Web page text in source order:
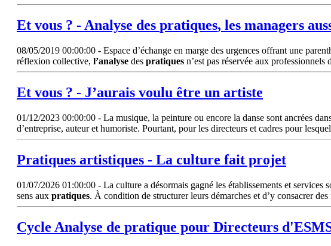
Et vous ? -Analyse des pratiques, les managers
08/05/2019 00:00:00 - Espace d’échange en marge des urgences offrant une
réflexion collective, l’analyse des pratiques n’est pas réservée aux
Et vous ? - J’aurais voulu être un artiste
01/12/2023 00:00:00 - La musique, la peinture ou encore la danse sont ancrées
d’entreprise, auteur et humoriste. Pourtant, pour les directeurs et cadres pour
Pratiques artistiques - La culture fait projet
01/07/2026 01:00:00 - La culture a désormais gagné les établissements et
sens aux pratiques. À condition de structurer leurs démarches et d’y consacrer
Cycle Analyse de pratique pour Directeurs